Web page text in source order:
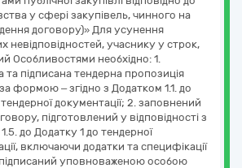
у сфері закупівель, чинного на
договору)» Для усунення
невідповідностей, учаснику у строк,
Особливостями необхідно: 1.
та підписана тендерна пропозиція
формою – згідно з Додатком 1.1. до
документації; 2. заповнений
підготовлений у відповідності з
до Додатку 1 до тендерної
включаючи додатки та специфікації
уповноваженою особою